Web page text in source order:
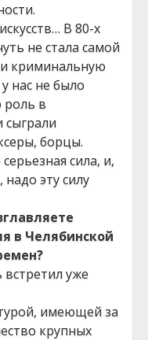
В 80-х
не стала самой
криминальную
нас не было
роль в
сыграли
борцы.
сила, и,
эту силу
в Челябинской
уже
имеющей за
крупных